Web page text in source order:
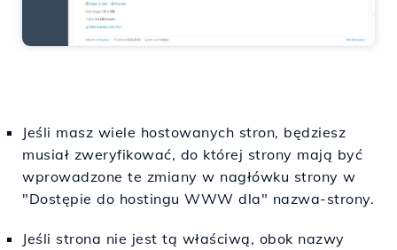
Jeśli masz wiele hostowanych stron, będziesz
musiał zweryfikować, do której strony mają być
wprowadzone te zmiany w nagłówku strony w
"Dostępie do hostingu WWW dla" nazwa-strony.
Jeśli strona nie jest tą właściwą, obok nazwy